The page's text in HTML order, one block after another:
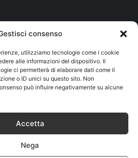
consenso
utilizziamo tecnologie come i cookie
alle informazioni del dispositivo. Il
ci permetterà di elaborare dati come il
o ID unici su questo sito. Non
può influire negativamente su alcune
Accetta
Nega
hotel isole Lago di Garda mare
riviera romagnola Roma Salento
IVA IT01419730559